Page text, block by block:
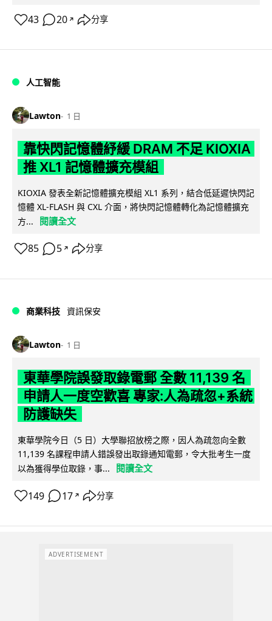
43 20 ↗ 分享
人工智能
Lawton 1 日
靠快閃記憶體紓緩 DRAM 不足 KIOXIA
推 XL1 記憶體擴充模組
KIOXIA 發表全新記憶體擴充模組 XL1 系列，結合低延遲快閃記
憶體 XL-FLASH 與 CXL 介面，將快閃記憶體轉化為記憶體擴充
方...
閱讀全文
85 5 ↗ 分享
商業科技 資訊保安
Lawton 1 日
東華學院誤發取錄電郵 全數 11,139 名
申請人一度空歡喜 專家:人為疏忽+系統
防護缺失
東華學院今日（5 日）大學聯招放榜之際，因人為疏忽向全數
11,139 名課程申請人錯誤發出取錄通知電郵，令大批考生一度
以為獲得學位取錄，事...
閱讀全文
149 17 ↗ 分享
ADVERTISEMENT